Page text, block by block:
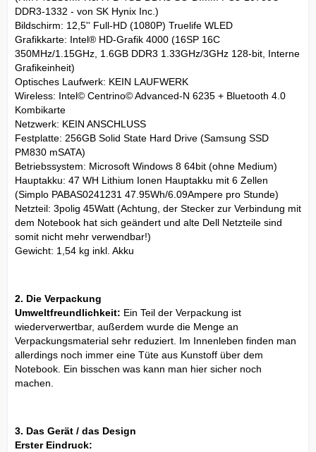
DDR3-1332 - von SK Hynix Inc.)
Bildschirm: 12,5'' Full-HD (1080P) Truelife WLED
Grafikkarte: Intel® HD-Grafik 4000 (16SP 16C
350MHz/1.15GHz, 1.6GB DDR3 1.33GHz/3GHz 128-bit, Interne
Grafikeinheit)
Optisches Laufwerk: KEIN LAUFWERK
Wireless: Intel© Centrino© Advanced-N 6235 + Bluetooth 4.0
Kombikarte
Netzwerk: KEIN ANSCHLUSS
Festplatte: 256GB Solid State Hard Drive (Samsung SSD
PM830 mSATA)
Betriebssystem: Microsoft Windows 8 64bit (ohne Medium)
Hauptakku: 47 WH Lithium Ionen Hauptakku mit 6 Zellen
(Simplo PABAS0241231 47.95Wh/6.09Ampere pro Stunde)
Netzteil: 3polig 45Watt (Achtung, der Stecker zur Verbindung mit
dem Notebook hat sich geändert und alte Dell Netzteile sind
somit nicht mehr verwendbar!)
Gewicht: 1,54 kg inkl. Akku
2. Die Verpackung
Umweltfreundlichkeit: Ein Teil der Verpackung ist
wiederverwertbar, außerdem wurde die Menge an
Verpackungsmaterial sehr reduziert. Im Innenleben finden man
allerdings noch immer eine Tüte aus Kunstoff über dem
Notebook. Ein bisschen was kann man hier sicher noch
machen.
3. Das Gerät / das Design
Erster Eindruck: